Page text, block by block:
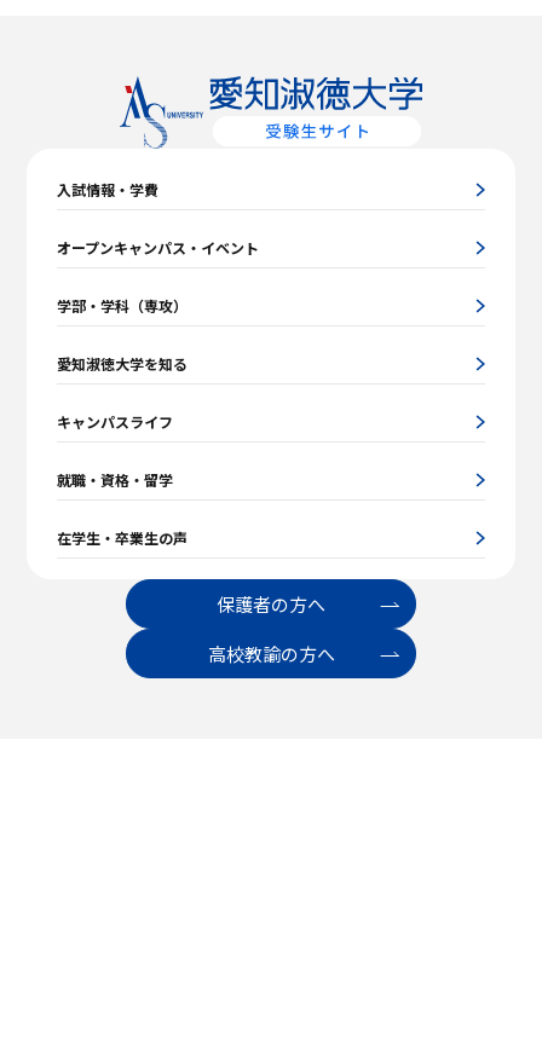
入試情報・学費
オープンキャンパス・イベント
学部・学科（専攻）
愛知淑徳大学を知る
キャンパスライフ
就職・資格・留学
在学生・卒業生の声
保護者の方へ
高校教諭の方へ